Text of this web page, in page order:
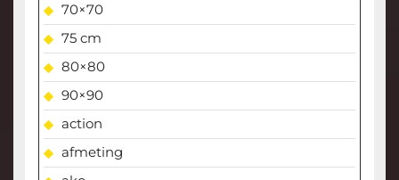
70×70
75 cm
80×80
90×90
action
afmeting